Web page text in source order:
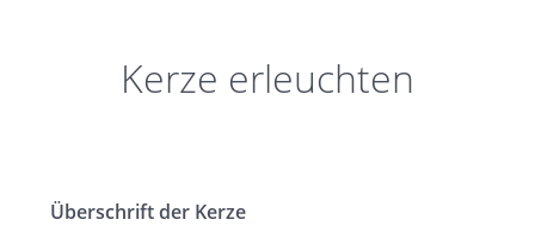
Kerze erleuchten
Überschrift der Kerze